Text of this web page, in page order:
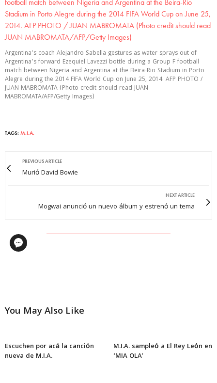
Argentina’s coach Alejandro Sabella gestures as water sprays out of
Argentina’s forward Ezequiel Lavezzi bottle during a Group F football
match between Nigeria and Argentina at the Beira-Rio Stadium in Porto
Alegre during the 2014 FIFA World Cup on June 25, 2014. AFP PHOTO /
JUAN MABROMATA (Photo credit should read JUAN
MABROMATA/AFP/Getty Images)
TAGS: M.I.A.
PREVIOUS ARTICLE
Murió David Bowie
NEXT ARTICLE
Mogwai anunció un nuevo álbum y estrenó un tema
You May Also Like
Escuchen por acá la canción
nueva de M.I.A.
M.I.A. sampleó a El Rey León en
‘MIA OLA’